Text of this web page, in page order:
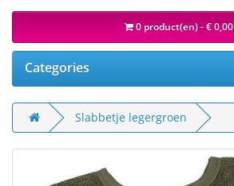
0 product(en) - € 0,00
Categories
Slabbetje legergroen